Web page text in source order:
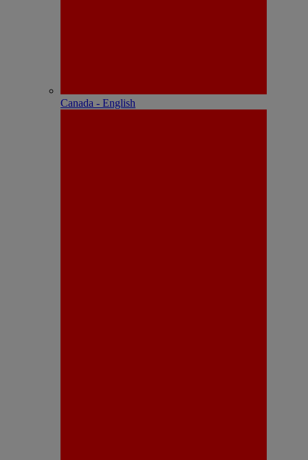
Canada - English